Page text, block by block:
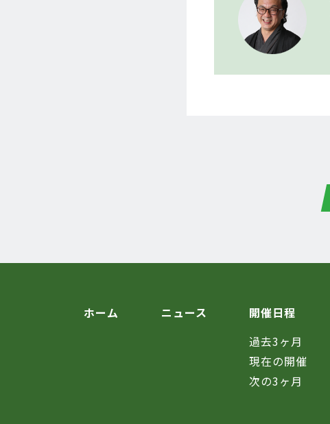
ホーム ニュース
開催日程
過去3ヶ月
現在の開催
次の3ヶ月